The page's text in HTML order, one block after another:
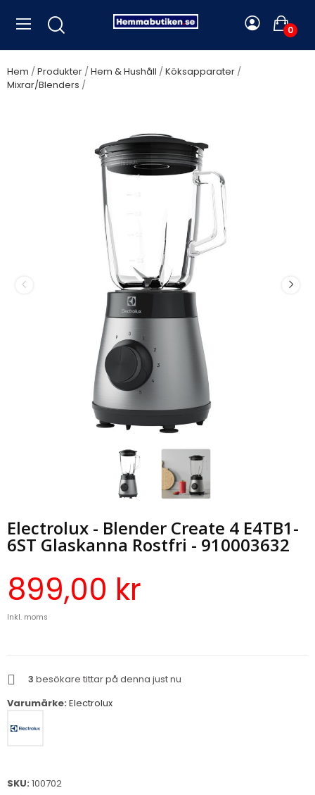
0
Hem Produkter Hem & Hushåll
Köksapparater
Mixrar/Blenders
Electrolux - Blender Create 4 E4TB1-
6ST Glaskanna Rostfri - 910003632
899,00 kr
Inkl. moms
3 besökare tittar på denna just nu
Varumärke: Electrolux
SKU: 100702